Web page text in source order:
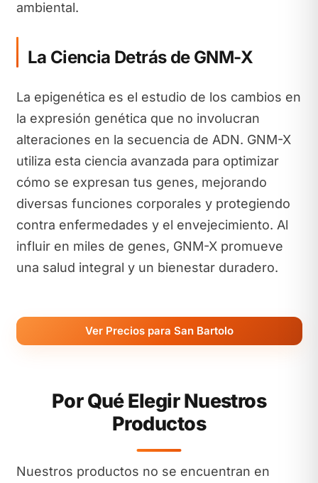
ambiental.
La Ciencia Detrás de GNM-X
La epigenética es el estudio de los cambios en
la expresión genética que no involucran
alteraciones en la secuencia de ADN. GNM-X
utiliza esta ciencia avanzada para optimizar
cómo se expresan tus genes, mejorando
diversas funciones corporales y protegiendo
contra enfermedades y el envejecimiento. Al
influir en miles de genes, GNM-X promueve
una salud integral y un bienestar duradero.
Ver Precios para San Bartolo
Por Qué Elegir Nuestros
Productos
Nuestros productos no se encuentran en